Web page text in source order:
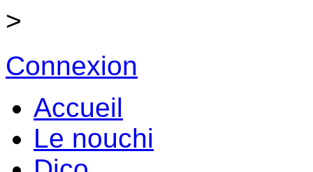
>
Connexion
Accueil
Le nouchi